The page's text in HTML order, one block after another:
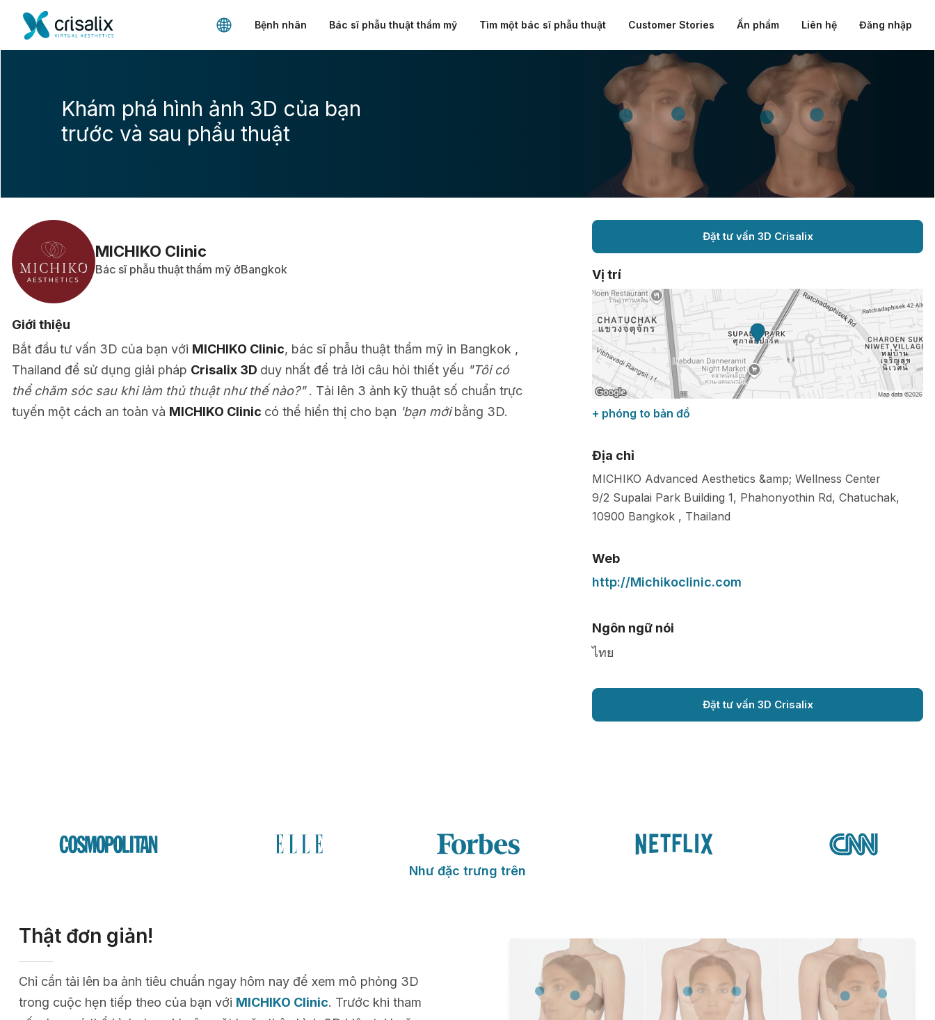
Bệnh nhân Bác sĩ phẫu thuật thẩm mỹ Tìm một bác sĩ phẫu thuật Customer Stories Ấn phẩm Liên hệ Đăng nhập
Khám phá hình ảnh 3D của bạn
trước và sau phẩu thuật
MICHIKO Clinic
Bác sĩ phẫu thuật thẩm mỹ ởBangkok
Giới thiệu
Bắt đầu tư vấn 3D của bạn với MICHIKO Clinic, bác sĩ phẫu thuật thẩm mỹ in Bangkok ,
Thailand để sử dụng giải pháp Crisalix 3D duy nhất để trả lời câu hỏi thiết yếu "Tôi có
thể chăm sóc sau khi làm thủ thuật như thế nào?". Tải lên 3 ảnh kỹ thuật số chuẩn trực
tuyến một cách an toàn và MICHIKO Clinic có thể hiển thị cho bạn 'bạn mớibằng 3D.
Đặt tư vấn 3D Crisalix
Vị trí
+ phóng to bản đồ
Địa chỉ
MICHIKO Advanced Aesthetics &amp; Wellness Center
9/2 Supalai Park Building 1, Phahonyothin Rd, Chatuchak,
10900 Bangkok , Thailand
Web
http://Michikoclinic.com
Ngôn ngữ nói
ไทย
Đặt tư vấn 3D Crisalix
Như đặc trưng trên
Thật đơn giản!
Chỉ cần tải lên ba ảnh tiêu chuẩn ngay hôm nay để xem mô phỏng 3D
trong cuộc hẹn tiếp theo của bạn với MICHIKO Clinic. Trước khi tham